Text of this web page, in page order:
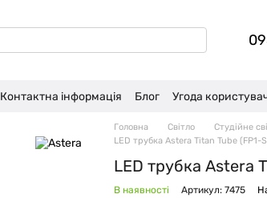
Контактна інформація Блог Угода
Головна Світло Студійне
LED трубка Astera Titan Tube (FP1-
LED трубка Astera
В наявності Артикул: 7475